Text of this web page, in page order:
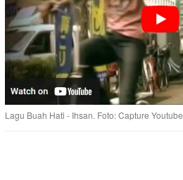
Lagu Buah Hati - Ihsan. Foto: Capture Youtube